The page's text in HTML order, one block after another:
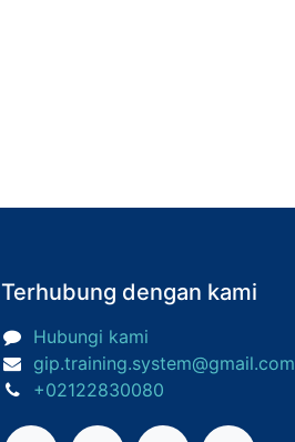
Terhubung dengan kami
Hubungi kami
gip.training.system@gmail.com
+02122830080